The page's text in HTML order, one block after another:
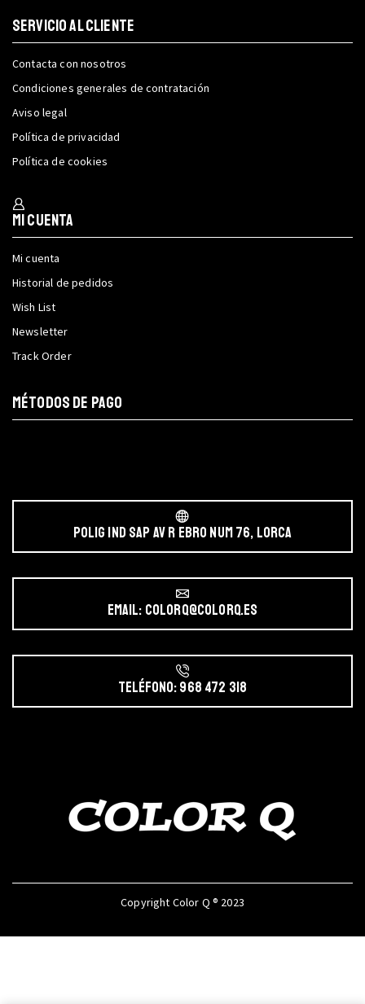
SERVICIO AL CLIENTE
Contacta con nosotros
Condiciones generales de contratación
Aviso legal
Política de privacidad
Política de cookies
Mi cuenta
Mi cuenta
Historial de pedidos
Wish List
Newsletter
Track Order
MÉTODOS DE PAGO
POLIG IND SAP AV r EBRO NUM 76, LORCA
Email: colorq@colorq.es
Teléfono: 968 472 318
Copyright Color Q ® 2023